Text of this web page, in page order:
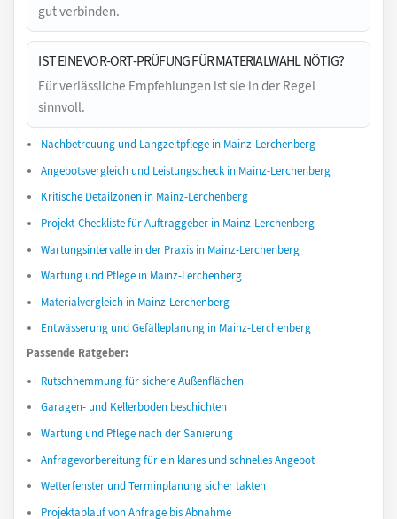
gut verbinden.
IST EINE VOR-ORT-PRÜFUNG FÜR MATERIALWAHL NÖTIG?
Für verlässliche Empfehlungen ist sie in der Regel
sinnvoll.
Nachbetreuung und Langzeitpflege in Mainz-Lerchenberg
Angebotsvergleich und Leistungscheck in Mainz-Lerchenberg
Kritische Detailzonen in Mainz-Lerchenberg
Projekt-Checkliste für Auftraggeber in Mainz-Lerchenberg
Wartungsintervalle in der Praxis in Mainz-Lerchenberg
Wartung und Pflege in Mainz-Lerchenberg
Materialvergleich in Mainz-Lerchenberg
Entwässerung und Gefälleplanung in Mainz-Lerchenberg
Passende Ratgeber:
Rutschhemmung für sichere Außenflächen
Garagen- und Kellerboden beschichten
Wartung und Pflege nach der Sanierung
Anfragevorbereitung für ein klares und schnelles Angebot
Wetterfenster und Terminplanung sicher takten
Projektablauf von Anfrage bis Abnahme